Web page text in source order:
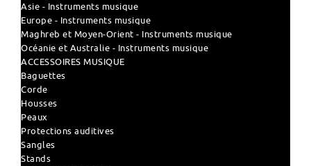
Asie - Instruments musique
Europe - Instruments musique
Maghreb et Moyen-Orient - Instruments musique
Océanie et Australie - Instruments musique
ACCESSOIRES MUSIQUE
Baguettes
Corde
Housses
Peaux
Protections auditives
Sangles
Stands